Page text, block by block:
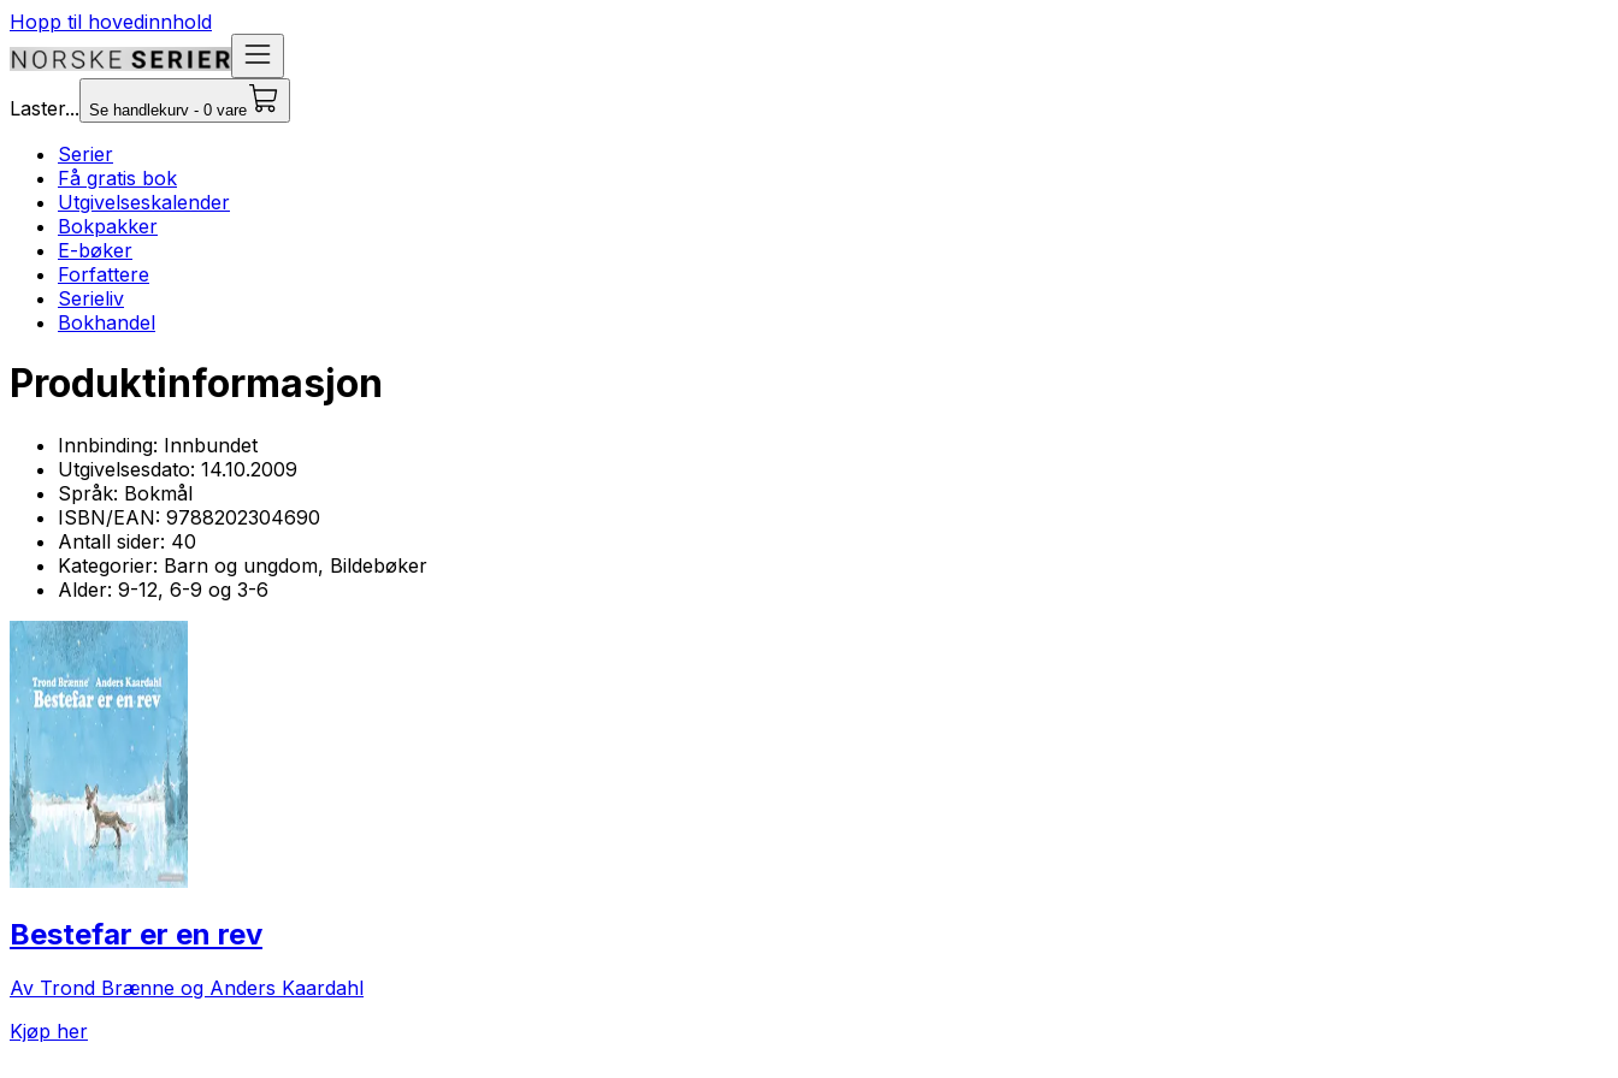
Hopp til hovedinnhold
Laster... Se handlekurv - 0 vare
Serier
Få gratis bok
Utgivelseskalender
Bokpakker
E-bøker
Forfattere
Serieliv
Bokhandel
Produktinformasjon
Innbinding: Innbundet
Utgivelsesdato: 14.10.2009
Språk: Bokmål
ISBN/EAN: 9788202304690
Antall sider: 40
Kategorier: Barn og ungdom, Bildebøker
Alder: 9-12, 6-9 og 3-6
Bestefar er en rev
Av Trond Brænne og Anders Kaardahl
Kjøp her